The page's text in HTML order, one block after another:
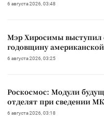
6 августа 2026, 03:48
Мэр Хиросимы выступил
годовщину
6 августа 2026, 03:25
Роскосмос: Модули
отделят при сведении
6 августа 2026, 03:18